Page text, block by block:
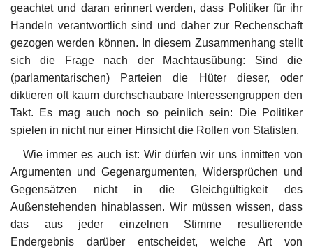
geachtet und daran erinnert werden, dass Politiker für ihr
Handeln verantwortlich sind und daher zur Rechenschaft
gezogen werden können. In diesem Zusammenhang stellt
sich die Frage nach der Machtausübung: Sind die
(parlamentarischen) Parteien die Hüter dieser, oder
diktieren oft kaum durchschaubare Interessengruppen den
Takt. Es mag auch noch so peinlich sein: Die Politiker
spielen in nicht nur einer Hinsicht die Rollen von Statisten.
Wie immer es auch ist: Wir dürfen wir uns inmitten von
Argumenten und Gegenargumenten, Widersprüchen und
Gegensätzen nicht in die Gleichgültigkeit des
Außenstehenden hinablassen. Wir müssen wissen, dass
das aus jeder einzelnen Stimme resultierende
Endergebnis darüber entscheidet, welche Art von